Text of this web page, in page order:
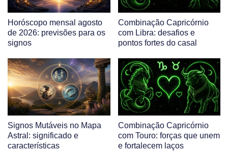
Horóscopo mensal agosto
de 2026: previsões para os
signos
Combinação Capricórnio
com Libra: desafios e
pontos fortes do casal
Signos Mutáveis no Mapa
Astral: significado e
características
Combinação Capricórnio
com Touro: forças que unem
e fortalecem laços